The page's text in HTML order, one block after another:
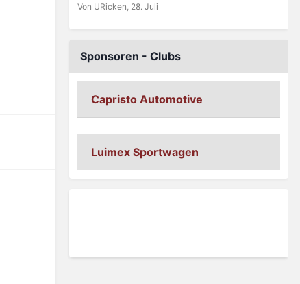
Von URicken, 28. Juli
Sponsoren - Clubs
Capristo Automotive
Luimex Sportwagen